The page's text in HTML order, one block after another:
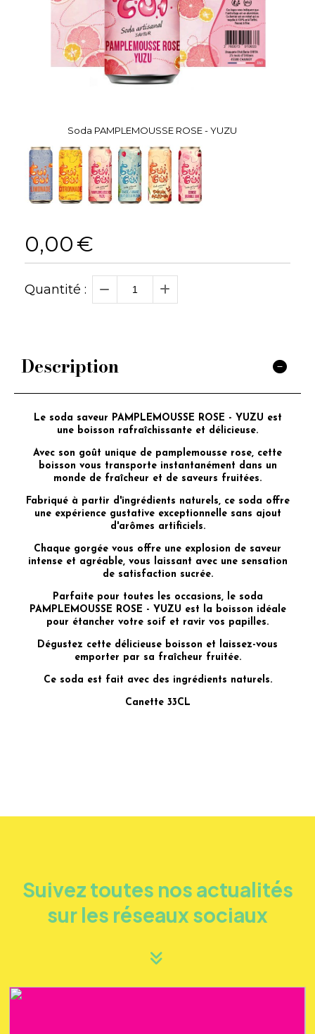
Soda PAMPLEMOUSSE ROSE - YUZU
0,00€
Quantité :
Description
Le soda saveur PAMPLEMOUSSE ROSE - YUZU est
une boisson rafraîchissante et délicieuse.
Avec son goût unique de pamplemousse rose, cette
boisson vous transporte instantanément dans un
monde de fraîcheur et de saveurs fruitées.
Fabriqué à partir d'ingrédients naturels, ce soda offre
une expérience gustative exceptionnelle sans ajout
d'arômes artificiels.
Chaque gorgée vous offre une explosion de saveur
intense et agréable, vous laissant avec une sensation
de satisfaction sucrée.
Parfaite pour toutes les occasions, le soda
PAMPLEMOUSSE ROSE - YUZU est la boisson idéale
pour étancher votre soif et ravir vos papilles.
Dégustez cette délicieuse boisson et laissez-vous
emporter par sa fraîcheur fruitée.
Ce soda est fait avec des ingrédients naturels.
Canette 33CL
Suivez toutes nos actualités
sur les réseaux sociaux
